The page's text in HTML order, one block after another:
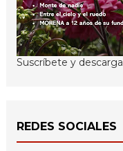
Suscríbete y descarga
REDES SOCIALES